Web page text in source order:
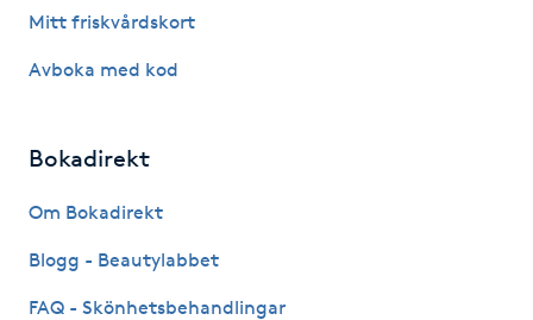
Healing
HIFU
Hollywood Peel
Mitt friskvårdskort
Avboka med kod
Bokadirekt
Om Bokadirekt
Blogg - Beautylabbet
FAQ - Skönhetsbehandlingar